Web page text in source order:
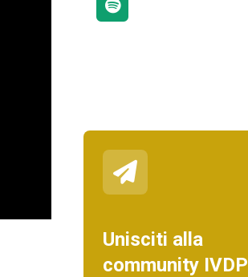
Unisciti alla
community IVDP